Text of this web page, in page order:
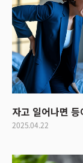
자고 일어나면
2025.04.22